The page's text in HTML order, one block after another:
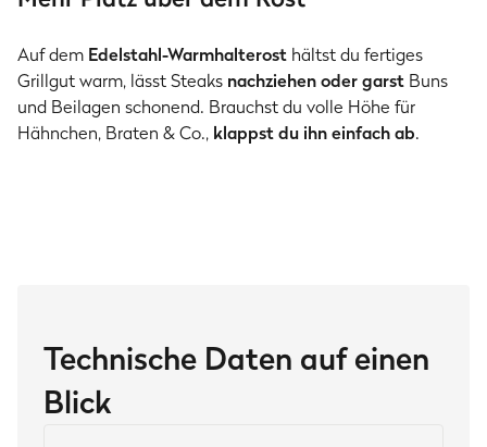
Auf dem Edelstahl-Warmhalterost hältst du fertiges
Grillgut warm, lässt Steaks nachziehen oder garst Buns
und Beilagen schonend. Brauchst du volle Höhe für
Hähnchen, Braten & Co., klappst du ihn einfach ab.
Technische Daten auf einen
Blick